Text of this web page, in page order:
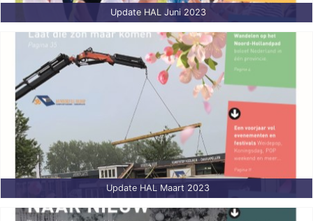
Update HAL Juni 2023
Update HAL Maart 2023